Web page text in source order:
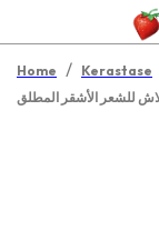
Home / Kerastase
للشعر الأشقر المطلق